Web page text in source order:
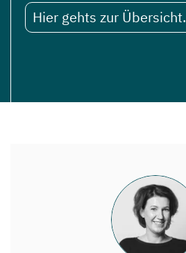
Hier gehts zur Übersicht.